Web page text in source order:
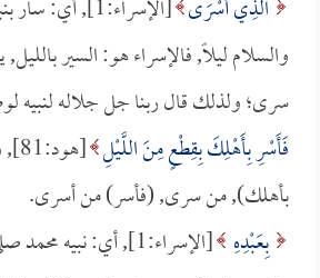
الَّذِي أَسْرَى
[الإسراء:1], أي:
والسلام ليلاً, فالإسراء هو: السير
سرى؛ ولذلك قال ربنا جل جلاله لنبيه
فَأَسْرِ بِأَهْلِكَ بِقِطْعٍ مِنَ اللَّيْلِ
بأهلك), من سرى, (فأسر) من أسرى.
بِعَبْدِهِ
[الإسراء:1], أي: نبيه